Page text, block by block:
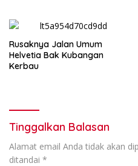
Rusaknya Jalan Umum
Helvetia Bak Kubangan
Kerbau
Tinggalkan Balasan
Alamat email Anda tidak akan
ditandai *